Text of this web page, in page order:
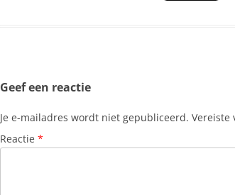
Geef een reactie
Je e-mailadres wordt niet gepubliceerd. Vereiste
Reactie *